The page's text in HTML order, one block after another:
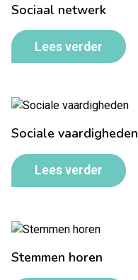
Sociaal netwerk
Lees verder
Sociale vaardigheden
Lees verder
Stemmen horen